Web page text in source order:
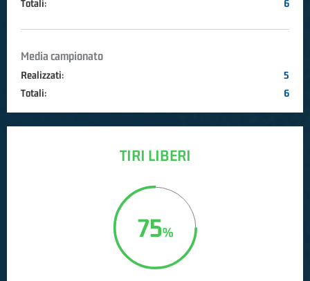
Totali: 6
Media campionato
Realizzati:
5
Totali:
6
TIRI LIBERI
75